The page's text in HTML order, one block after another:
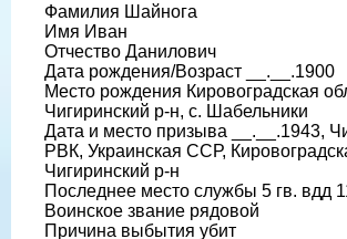
Фамилия Шайнога
Имя Иван
Отчество Данилович
Дата рождения/Возраст __.__.1900
Место рождения Кировоградская
Чигиринский р-н, с. Шабельники
Дата и место призыва __.__.1943,
РВК, Украинская ССР,
Чигиринский р-н
Последнее место службы 5 гв. вдд
Воинское звание рядовой
Причина выбытия убит